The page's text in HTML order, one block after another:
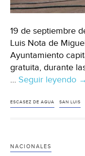
19 de septiembre
Luis Nota de
Ayuntamiento
gratuita, durante
… Seguir leyendo
-
ESCASEZ DE AGUA SAN LUIS
NACIONALES